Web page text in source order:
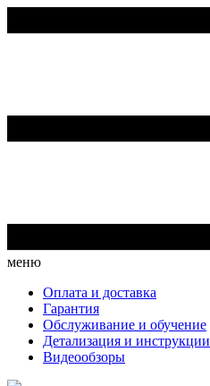
меню
Оплата и доставка
Гарантия
Обслуживание и обучение
Детализация и инструкции
Видеообзоры